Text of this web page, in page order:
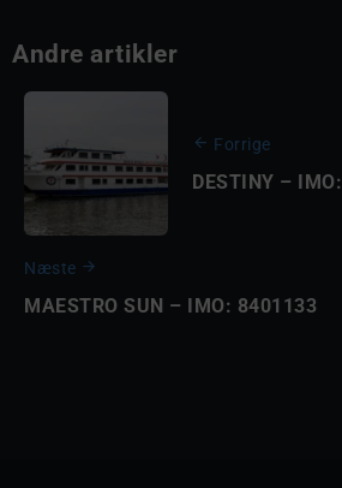
Andre artikler
Forrige
DESTINY – IMO:
Næste
MAESTRO SUN – IMO: 8401133